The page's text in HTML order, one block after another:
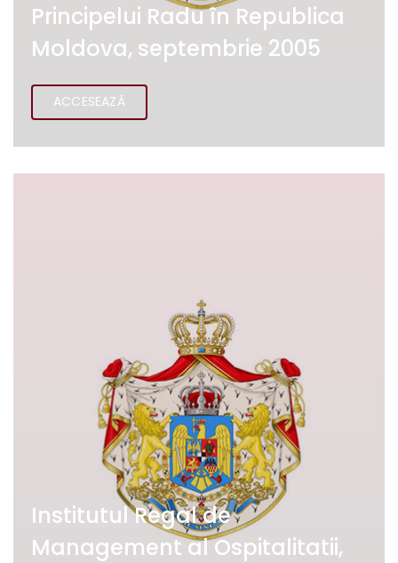
Principelui Radu în Republica
Moldova, septembrie 2005
ACCESEAZĂ
Institutul Regal de
Management al Ospitalitatii,